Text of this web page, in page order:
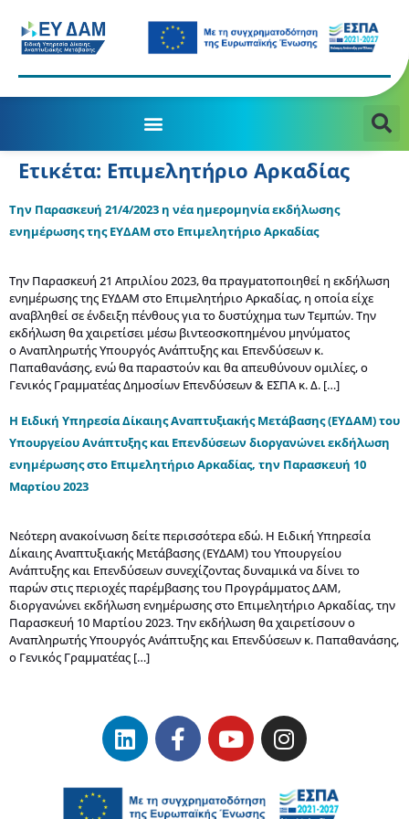
Ετικέτα: Επιμελητήριο Αρκαδίας
Την Παρασκευή 21/4/2023 η νέα ημερομηνία εκδήλωσης
ενημέρωσης της ΕΥΔΑΜ στο Επιμελητήριο Αρκαδίας
Την Παρασκευή 21 Απριλίου 2023, θα πραγματοποιηθεί η εκδήλωση
ενημέρωσης της ΕΥΔΑΜ στο Επιμελητήριο Αρκαδίας, η οποία είχε
αναβληθεί σε ένδειξη πένθους για το δυστύχημα των Τεμπών. Την
εκδήλωση θα χαιρετίσει μέσω βιντεοσκοπημένου μηνύματος
ο Αναπληρωτής Υπουργός Ανάπτυξης και Επενδύσεων κ.
Παπαθανάσης, ενώ θα παραστούν και θα απευθύνουν ομιλίες, ο
Γενικός Γραμματέας Δημοσίων Επενδύσεων & ΕΣΠΑ κ. Δ. […]
Η Ειδική Υπηρεσία Δίκαιης Αναπτυξιακής Μετάβασης (ΕΥΔΑΜ) του
Υπουργείου Ανάπτυξης και Επενδύσεων διοργανώνει εκδήλωση
ενημέρωσης στο Επιμελητήριο Αρκαδίας, την Παρασκευή 10
Μαρτίου 2023
Νεότερη ανακοίνωση δείτε περισσότερα εδώ. Η Ειδική Υπηρεσία
Δίκαιης Αναπτυξιακής Μετάβασης (ΕΥΔΑΜ) του Υπουργείου
Ανάπτυξης και Επενδύσεων συνεχίζοντας δυναμικά να δίνει το
παρών στις περιοχές παρέμβασης του Προγράμματος ΔΑΜ,
διοργανώνει εκδήλωση ενημέρωσης στο Επιμελητήριο Αρκαδίας, την
Παρασκευή 10 Μαρτίου 2023. Την εκδήλωση θα χαιρετίσουν ο
Αναπληρωτής Υπουργός Ανάπτυξης και Επενδύσεων κ. Παπαθανάσης,
ο Γενικός Γραμματέας […]